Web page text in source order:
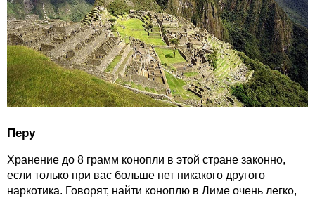
Перу
Хранение до 8 грамм конопли в этой стране законно,
если только при вас больше нет никакого другого
наркотика. Говорят, найти коноплю в Лиме очень легко,